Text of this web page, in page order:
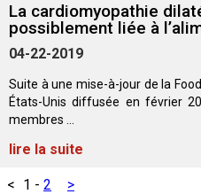
Lapphund suédois
Whippet
Chien nu du Pérou (Perro
Épagneul Sussex
Épagneul springer gallois
Spinone italiano
Vizsla à poil lisse
Terrier blanc du West
Rottweiler
Samoyède
Schnauzer (géant)
Schnauzer (standard)
La cardiomyopathie
possiblement liée à
04-22-2019
Suite à une mise-à-jour de la
États-Unis diffusée en février
membres ...
lire la suite
< 1 - 2 >